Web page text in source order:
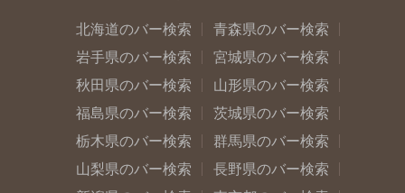
北海道のバー検索
青森県のバー検索
岩手県のバー検索
宮城県のバー検索
秋田県のバー検索
山形県のバー検索
福島県のバー検索
茨城県のバー検索
栃木県のバー検索
群馬県のバー検索
山梨県のバー検索
長野県のバー検索